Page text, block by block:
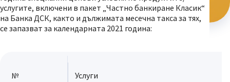
услугите, включени в пакет „Частно банкиране Класик“
на Банка ДСК, както и дължимата месечна такса за тях,
се запазват за календарната 2021 година:
№ Услуги